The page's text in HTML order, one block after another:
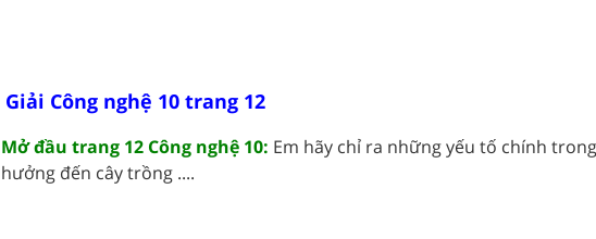
Giải Công nghệ 10 trang 12
Mở đầu trang 12 Công nghệ 10: Em hãy chỉ ra những yếu tố chính
hưởng đến cây trồng ....